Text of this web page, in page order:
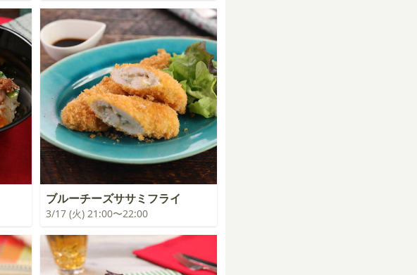
ブルーチーズササミフライ
3/17 (火) 21:00〜22:00